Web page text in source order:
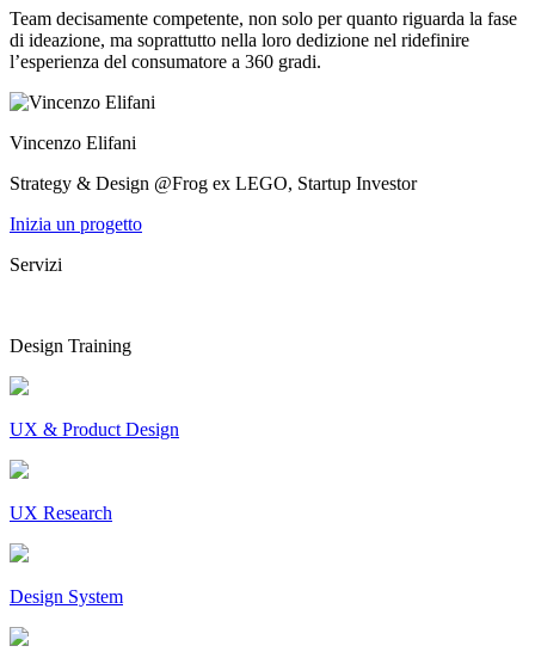
Team decisamente competente, non solo per quanto riguarda la fase
di ideazione, ma soprattutto nella loro dedizione nel ridefinire
l’esperienza del consumatore a 360 gradi.
Vincenzo Elifani
Strategy & Design @Frog ex LEGO, Startup Investor
Inizia un progetto
Servizi
Design Training
UX & Product Design
UX Research
Design System